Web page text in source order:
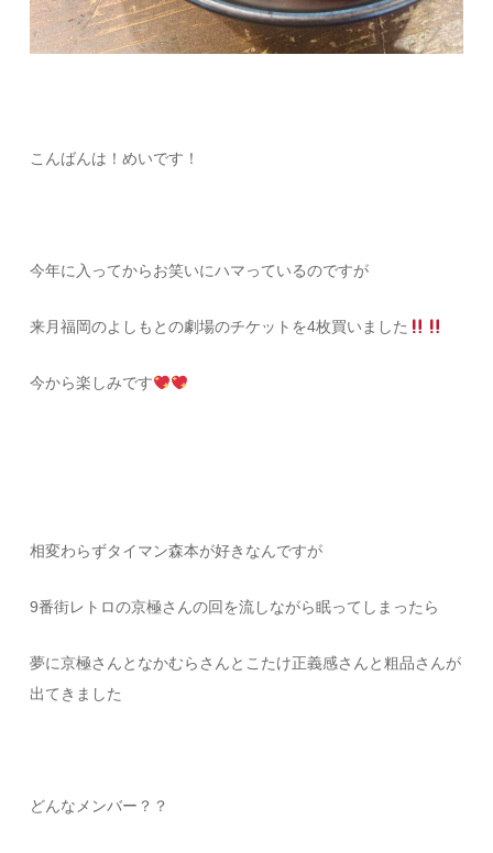
こんばんは！めいです！
今年に入ってからお笑いにハマっているのですが
来月福岡のよしもとの劇場のチケットを4枚買いました
今から楽しみです
相変わらずタイマン森本が好きなんですが
9番街レトロの京極さんの回を流しながら眠ってしまったら
夢に京極さんとなかむらさんとこたけ正義感さんと粗品さんが
出てきました
どんなメンバー？？